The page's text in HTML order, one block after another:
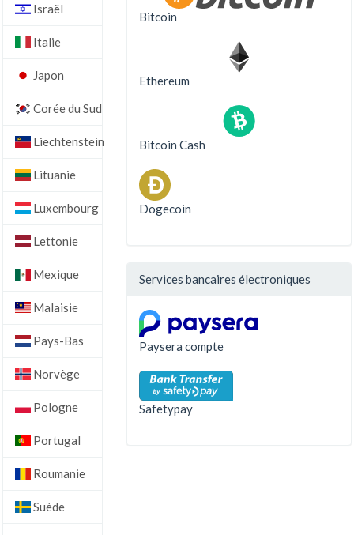
Israël
Italie
Japon
Corée du Sud
Liechtenstein
Lituanie
Luxembourg
Lettonie
Mexique
Malaisie
Pays-Bas
Norvège
Pologne
Portugal
Roumanie
Suède
Bitcoin
Ethereum
Bitcoin Cash
Dogecoin
Services bancaires électroniques
Paysera compte
Safetypay